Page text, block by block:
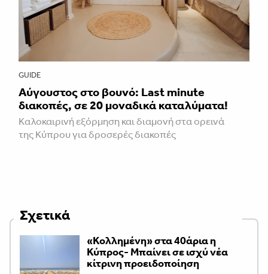
GUIDE
Aύγουστος στο βουνό: Last minute
διακοπές, σε 20 μοναδικά καταλύματα!
Καλοκαιρινή εξόρμηση και διαμονή στα ορεινά
της Κύπρου για δροσερές διακοπές
Σχετικά
«Κολλημένη» στα 40άρια η
Κύπρος- Μπαίνει σε ισχύ νέα
κίτρινη προειδοποίηση